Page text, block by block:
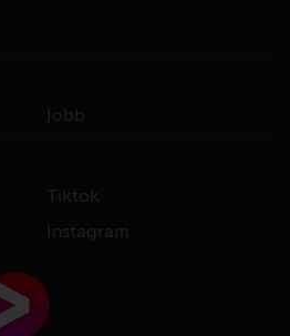
Jobb
Tiktok
Instagram